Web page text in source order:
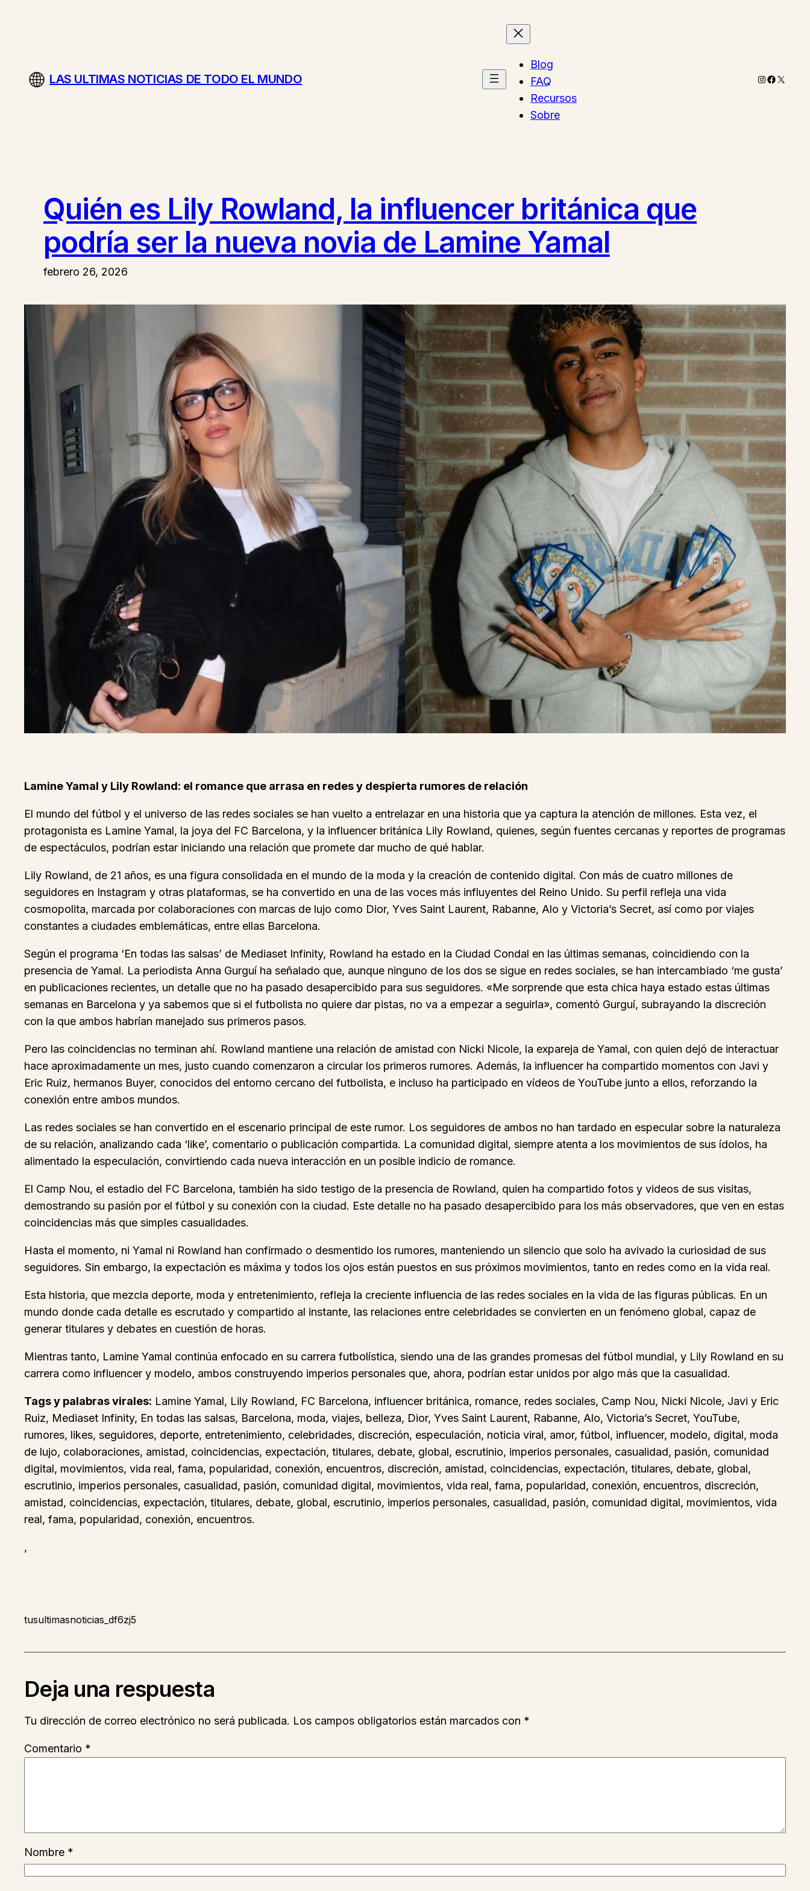
LAS ULTIMAS NOTICIAS DE TODO EL MUNDO
Blog
FAQ
Recursos
Sobre
Instagram
X
Quién es Lily Rowland, la influencer británica que
podría ser la nueva novia de Lamine Yamal
febrero 26, 2026
Lamine Yamal y Lily Rowland: el romance que arrasa en redes y despierta rumores de relación
El mundo del fútbol y el universo de las redes sociales se han vuelto a entrelazar en una historia que ya captura la atención de millones. Esta vez, el
protagonista es Lamine Yamal, la joya del FC Barcelona, y la influencer británica Lily Rowland, quienes, según fuentes cercanas y reportes de programas
de espectáculos, podrían estar iniciando una relación que promete dar mucho de qué hablar.
Lily Rowland, de 21 años, es una figura consolidada en el mundo de la moda y la creación de contenido digital. Con más de cuatro millones de
seguidores en Instagram y otras plataformas, se ha convertido en una de las voces más influyentes del Reino Unido. Su perfil refleja una vida
cosmopolita, marcada por colaboraciones con marcas de lujo como Dior, Yves Saint Laurent, Rabanne, Alo y Victoria’s Secret, así como por viajes
constantes a ciudades emblemáticas, entre ellas Barcelona.
Según el programa ‘En todas las salsas’ de Mediaset Infinity, Rowland ha estado en la Ciudad Condal en las últimas semanas, coincidiendo con la
presencia de Yamal. La periodista Anna Gurguí ha señalado que, aunque ninguno de los dos se sigue en redes sociales, se han intercambiado ‘me gusta’
en publicaciones recientes, un detalle que no ha pasado desapercibido para sus seguidores. «Me sorprende que esta chica haya estado estas últimas
semanas en Barcelona y ya sabemos que si el futbolista no quiere dar pistas, no va a empezar a seguirla», comentó Gurguí, subrayando la discreción
con la que ambos habrían manejado sus primeros pasos.
Pero las coincidencias no terminan ahí. Rowland mantiene una relación de amistad con Nicki Nicole, la expareja de Yamal, con quien dejó de interactuar
hace aproximadamente un mes, justo cuando comenzaron a circular los primeros rumores. Además, la influencer ha compartido momentos con Javi y
Eric Ruiz, hermanos Buyer, conocidos del entorno cercano del futbolista, e incluso ha participado en vídeos de YouTube junto a ellos, reforzando la
conexión entre ambos mundos.
Las redes sociales se han convertido en el escenario principal de este rumor. Los seguidores de ambos no han tardado en especular sobre la naturaleza
de su relación, analizando cada ‘like’, comentario o publicación compartida. La comunidad digital, siempre atenta a los movimientos de sus ídolos, ha
alimentado la especulación, convirtiendo cada nueva interacción en un posible indicio de romance.
El Camp Nou, el estadio del FC Barcelona, también ha sido testigo de la presencia de Rowland, quien ha compartido fotos y videos de sus visitas,
demostrando su pasión por el fútbol y su conexión con la ciudad. Este detalle no ha pasado desapercibido para los más observadores, que ven en estas
coincidencias más que simples casualidades.
Hasta el momento, ni Yamal ni Rowland han confirmado o desmentido los rumores, manteniendo un silencio que solo ha avivado la curiosidad de sus
seguidores. Sin embargo, la expectación es máxima y todos los ojos están puestos en sus próximos movimientos, tanto en redes como en la vida real.
Esta historia, que mezcla deporte, moda y entretenimiento, refleja la creciente influencia de las redes sociales en la vida de las figuras públicas. En un
mundo donde cada detalle es escrutado y compartido al instante, las relaciones entre celebridades se convierten en un fenómeno global, capaz de
generar titulares y debates en cuestión de horas.
Mientras tanto, Lamine Yamal continúa enfocado en su carrera futbolística, siendo una de las grandes promesas del fútbol mundial, y Lily Rowland en su
carrera como influencer y modelo, ambos construyendo imperios personales que, ahora, podrían estar unidos por algo más que la casualidad.
Tags y palabras virales: Lamine Yamal, Lily Rowland, FC Barcelona, influencer británica, romance, redes sociales, Camp Nou, Nicki Nicole, Javi y Eric
Ruiz, Mediaset Infinity, En todas las salsas, Barcelona, moda, viajes, belleza, Dior, Yves Saint Laurent, Rabanne, Alo, Victoria’s Secret, YouTube,
rumores, likes, seguidores, deporte, entretenimiento, celebridades, discreción, especulación, noticia viral, amor, fútbol, influencer, modelo, digital, moda
de lujo, colaboraciones, amistad, coincidencias, expectación, titulares, debate, global, escrutinio, imperios personales, casualidad, pasión, comunidad
digital, movimientos, vida real, fama, popularidad, conexión, encuentros, discreción, amistad, coincidencias, expectación, titulares, debate, global,
escrutinio, imperios personales, casualidad, pasión, comunidad digital, movimientos, vida real, fama, popularidad, conexión, encuentros, discreción,
amistad, coincidencias, expectación, titulares, debate, global, escrutinio, imperios personales, casualidad, pasión, comunidad digital, movimientos, vida
real, fama, popularidad, conexión, encuentros.
,
tusultimasnoticias_df6zj5
Deja una respuesta
Tu dirección de correo electrónico no será publicada. Los campos obligatorios están marcados con *
Comentario *
Nombre *